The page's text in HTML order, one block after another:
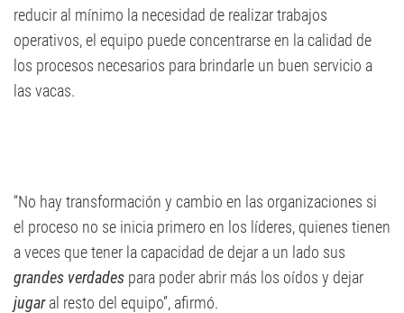
reducir al mínimo la necesidad de realizar trabajos
operativos, el equipo puede concentrarse en la calidad de
los procesos necesarios para brindarle un buen servicio a
las vacas.
“No hay transformación y cambio en las organizaciones si
el proceso no se inicia primero en los líderes, quienes tienen
a veces que tener la capacidad de dejar a un lado sus
grandes verdades para poder abrir más los oídos y dejar
jugaral resto del equipo”, afirmó.